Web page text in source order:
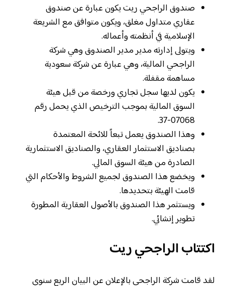
صندوق الراجحي ريت يكون عبارة عن صندوق
عقاري متداول مغلق، ويكون متوافق مع الشريعة
الإسلامية في أنظمته وأعماله.
ويتولى إدارته مدير مدير الصندوق وهي شركة
الراجحي المالية، وهي عبارة عن شركة سعودية
مساهمة مقفلة.
يكون لديها سجل تجاري ورخصة من قبل هيئة
السوق المالية بموجب الترخيص الذي يحمل رقم
07068-37.
وهذا الصندوق يعمل تبعاً للائحة المعتمدة
بصناديق الاستثمار العقاري، والصناديق الاستثمارية
الصادرة من هيئة السوق المالي.
ويخضع هذا الصندوق لجميع الشروط والأحكام التي
قامت الهيئة بتحديدها.
ويستثمر هذا الصندوق بالأصول العقارية المطورة
تطوير إنشائي.
اكتتاب الراجحي ريت
لقد قامت شركة الراجحي بالإعلان عن البيان الربع سنوي